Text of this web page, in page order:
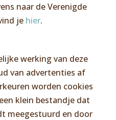
naar de Verenigde
je hier.
werking van deze
van advertenties af
worden cookies
klein bestandje dat
meegestuurd en door